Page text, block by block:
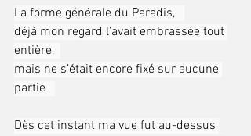
La forme générale du Paradis,
déjà mon regard l’avait embrassée tout
entière,
mais ne s’était encore fixé sur aucune
partie
Dès cet instant ma vue fut au-dessus